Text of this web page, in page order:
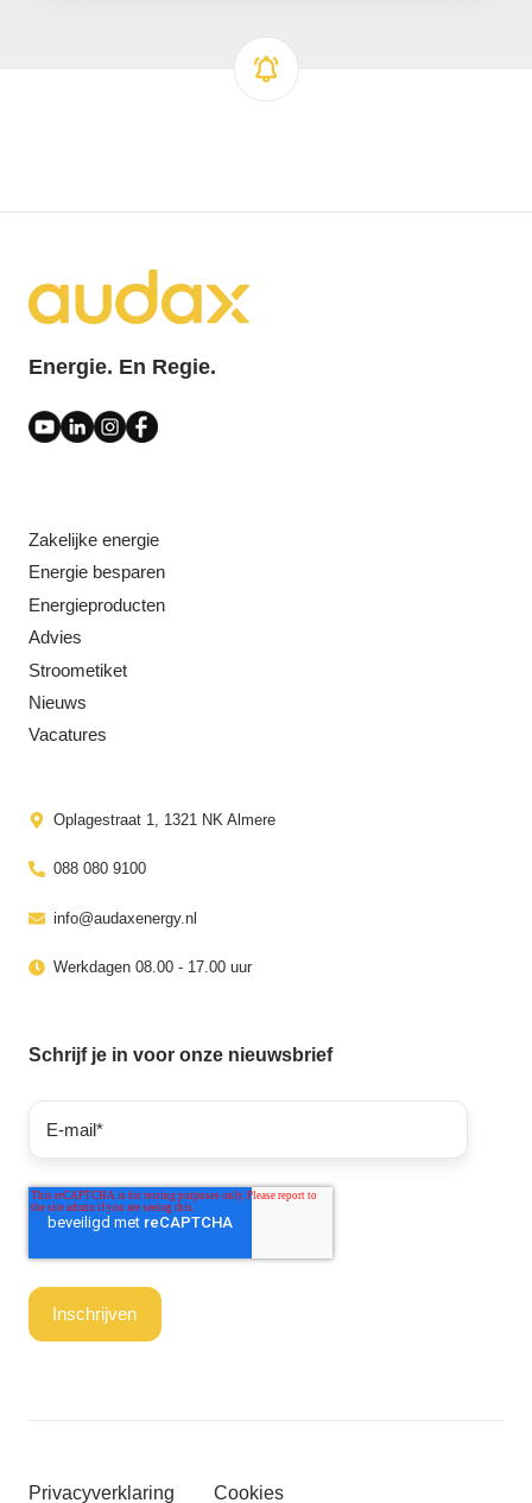
Energie. En Regie.
Zakelijke energie
Energie besparen
Energieproducten
Advies
Stroometiket
Nieuws
Vacatures
Oplagestraat 1, 1321 NK Almere
088 080 9100
info@audaxenergy.nl
Werkdagen 08.00 - 17.00 uur
Schrijf je in voor onze nieuwsbrief
Privacyverklaring Cookies